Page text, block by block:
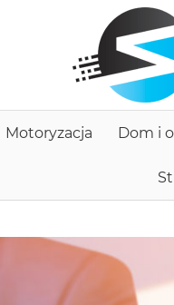
Motoryzacja Dom i